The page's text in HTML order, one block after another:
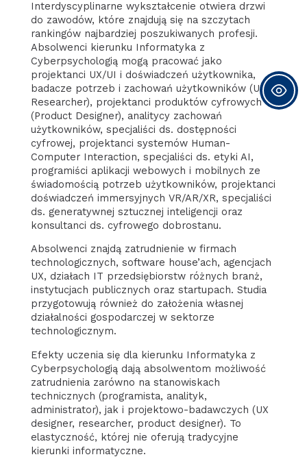
Interdyscyplinarne wykształcenie otwiera drzwi
do zawodów, które znajdują się na szczytach
rankingów najbardziej poszukiwanych profesji.
Absolwenci kierunku Informatyka z
Cyberpsychologią mogą pracować jako
projektanci UX/UI i doświadczeń użytkownika,
badacze potrzeb i zachowań użytkowników (UX
Researcher), projektanci produktów cyfrowych
(Product Designer), analitycy zachowań
użytkowników, specjaliści ds. dostępności
cyfrowej, projektanci systemów Human-
Computer Interaction, specjaliści ds. etyki AI,
programiści aplikacji webowych i mobilnych ze
świadomością potrzeb użytkowników, projektanci
doświadczeń immersyjnych VR/AR/XR, specjaliści
ds. generatywnej sztucznej inteligencji oraz
konsultanci ds. cyfrowego dobrostanu.
Absolwenci znajdą zatrudnienie w firmach
technologicznych, software house’ach, agencjach
UX, działach IT przedsiębiorstw różnych branż,
instytucjach publicznych oraz startupach. Studia
przygotowują również do założenia własnej
działalności gospodarczej w sektorze
technologicznym.
Efekty uczenia się dla kierunku Informatyka z
Cyberpsychologią dają absolwentom możliwość
zatrudnienia zarówno na stanowiskach
technicznych (programista, analityk,
administrator), jak i projektowo-badawczych (UX
designer, researcher, product designer). To
elastyczność, której nie oferują tradycyjne
kierunki informatyczne.